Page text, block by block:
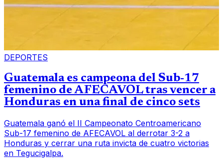
DEPORTES
Guatemala es campeona del Sub-17
femenino de AFECAVOL tras vencer a
Honduras en una final de cinco sets
Guatemala ganó el II Campeonato Centroamericano
Sub-17 femenino de AFECAVOL al derrotar 3-2 a
Honduras y cerrar una ruta invicta de cuatro victorias
en Tegucigalpa.